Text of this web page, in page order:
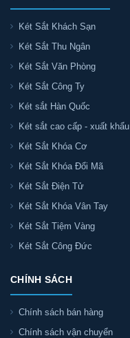
Két Sắt Khách Sạn
Két Sắt Thu Ngân
Két Sắt Văn Phòng
Két Sắt Công Ty
Két sắt Hàn Quốc
Két sắt cao cấp - xuất khẩu
Két Sắt Khóa Cơ
Két Sắt Khóa Đổi Mã
Két Sắt Điện Tử
Két Sắt Khóa Vân Tay
Két Sắt Tiệm Vàng
Két Sắt Công Đức
CHÍNH SÁCH
Chính sách bán hàng
Chính sách vận chuyển